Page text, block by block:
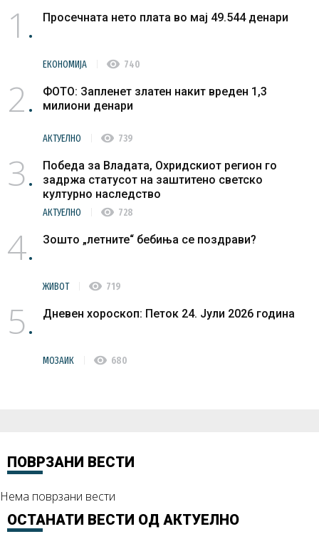
1 Просечната нето плата во мај 49.544 денари
ЕКОНОМИЈА visibility 740
2
ФОТО: Запленет златен накит вреден 1,3
милиони денари
АКТУЕЛНО visibility 739
3
Победа за Владата, Охридскиот регион го
задржа статусот на заштитено светско
културно наследство
АКТУЕЛНО visibility 728
4 Зошто „летните“ бебиња се поздрави?
ЖИВОТ visibility 719
5 Дневен хороскоп: Петок 24. Јули 2026 година
МОЗАИК visibility 680
ПОВРЗАНИ ВЕСТИ
Нема поврзани вести
ОСТАНАТИ ВЕСТИ ОД АКТУЕЛНО